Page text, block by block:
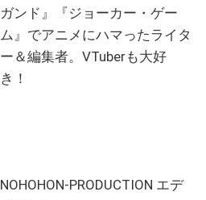
ガンド』『ジョーカー・ゲー
ム』でアニメにハマったライタ
ー＆編集者。VTuberも大好
き！
NOHOHON-PRODUCTION エデ